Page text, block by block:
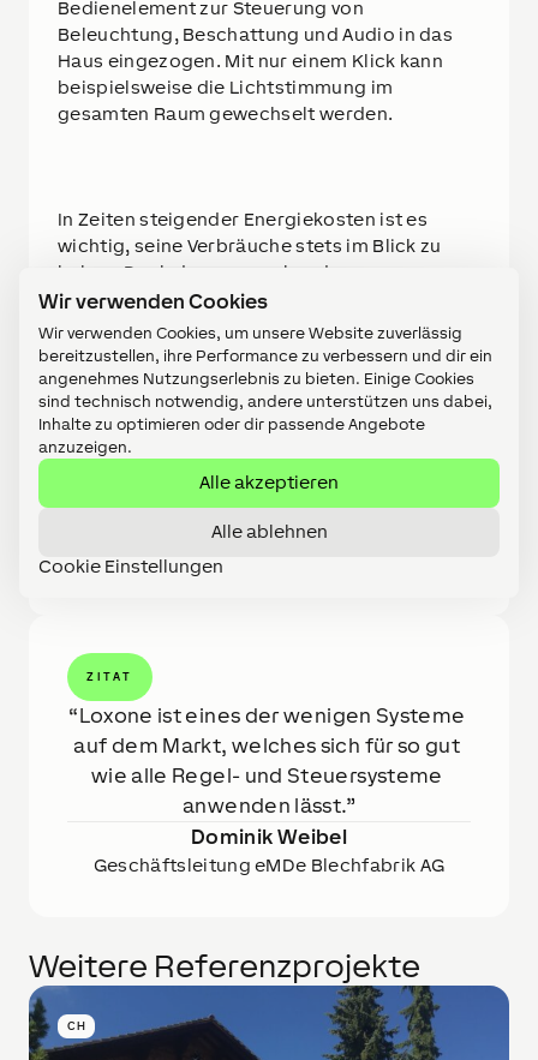
Wir verwenden Cookies
Wir verwenden Cookies, um unsere Website zuverlässig
bereitzustellen, ihre Performance zu verbessern und dir ein
angenehmes Nutzungserlebnis zu bieten. Einige Cookies
sind technisch notwendig, andere unterstützen uns dabei,
Inhalte zu optimieren oder dir passende Angebote
anzuzeigen.
Alle akzeptieren
Alle ablehnen
Cookie Einstellungen
Bedienelement zur Steuerung von
Beleuchtung, Beschattung und Audio in das
Haus eingezogen. Mit nur einem Klick kann
beispielsweise die Lichtstimmung im
gesamten Raum gewechselt werden.
In Zeiten steigender Energiekosten ist es
wichtig, seine Verbräuche stets im Blick zu
haben. Dank der ansprechenden
Visualisierung in der Loxone App wird die
Überwachung und Steuerung elektrischer
Verbraucher zum Kinderspiel.
Der Zutritt zum Haus wurde mit dem NFC Code
Touch realisiert. Benutzerverwaltung, die
Vergabe von Zutrittsrechten und vieles mehr
wird ganz einfach über die Loxone App
verwaltet.
ZITAT
Loxone ist eines der wenigen Systeme
auf dem Markt, welches sich für so gut
wie alle Regel- und Steuersysteme
anwenden lässt.
Dominik Weibel
Geschäftsleitung eMDe Blechfabrik AG
Weitere Referenzprojekte
CH